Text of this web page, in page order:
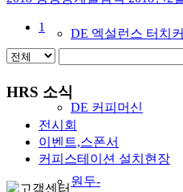
DE 엑설런스 터치
DE 커피머신
원두-
1
HRS 소식
전시회
이벤트,스폰서
커피스테이션 설치현장